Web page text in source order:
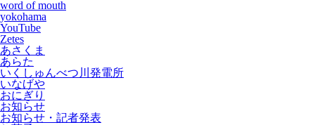
word of mouth
yokohama
YouTube
Zetes
あさくま
あらた
いくしゅんべつ川発電所
いなげや
おにぎり
お知らせ
お知らせ・記者発表